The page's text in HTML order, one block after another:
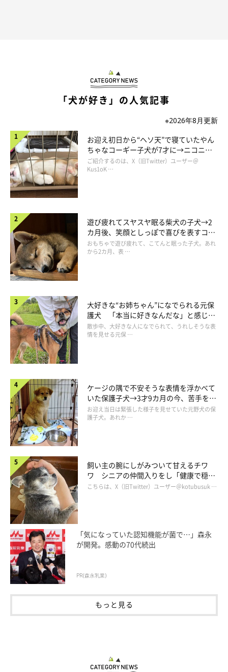
「犬が好き」の人気記事
※2026年8月更新
お迎え初日から“ヘソ天”で寝ていたやん
ちゃなコーギー子犬が7才に→ニコニ
コ“コーギースマイル”が魅力のコに成
長！
ご紹介するのは、X（旧Twitter）ユーザー＠
Kus1oK …
遊び疲れてスヤスヤ眠る柴犬の子犬→2
カ月後、笑顔としっぽで喜びを表すコに
成長！
おもちゃで遊び疲れて、こてんと眠った子犬。あれ
から2カ月、表 …
大好きな“お姉ちゃん”になでられる元保
護犬 「本当に好きなんだな」と感じる
表情にほっこり
散歩中、大好きな人になでられて、うれしそうな表
情を見せる元保 …
ケージの隅で不安そうな表情を浮かべて
いた保護子犬→3才9カ月の今、苦手を克
服し頼もしいコに成長！
お迎え当日は緊張した様子を見せていた元野犬の保
護子犬。あれか …
飼い主の腕にしがみついて甘えるチワ
ワ シニアの仲間入りをし「健康で穏や
かな暮らしが続いてほしい」と願う
こちらは、X（旧Twitter）ユーザー＠kotubusuk …
「気になっていた認知機能が菌で…」森永
が開発。感動の70代続出
PR(森永乳業)
もっと見る